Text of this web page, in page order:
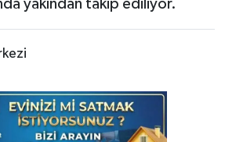
yakından takip ediliyor.